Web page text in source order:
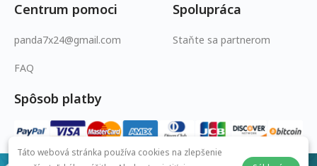
Centrum pomoci
panda7x24@gmail.com
FAQ
Spolupráca
Staňte sa partnerom
Spôsob platby
Táto webová stránka používa cookies na zlepšenie